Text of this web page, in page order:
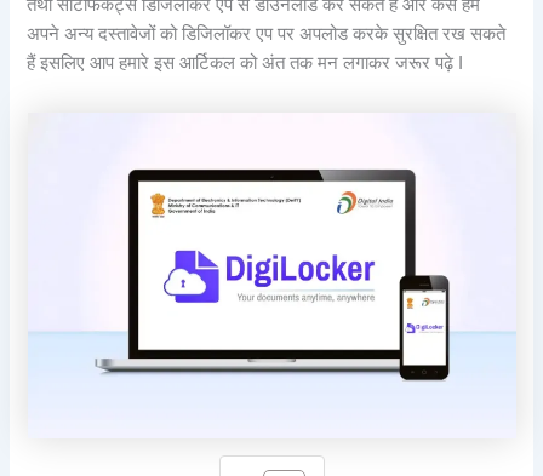
तथा सर्टिफिकेट्स डिजिलॉकर एप से डाउनलोड कर सकते हैं और कैसे हम
अपने अन्य दस्तावेजों को डिजिलॉकर एप पर अपलोड करके सुरक्षित रख सकते
हैं इसलिए आप हमारे इस आर्टिकल को अंत तक मन लगाकर जरूर पढ़े I